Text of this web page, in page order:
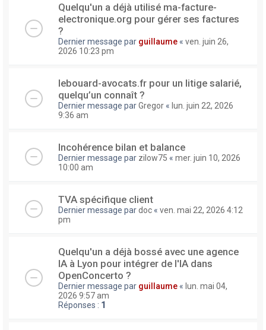
Quelqu'un a déjà utilisé ma-facture-
electronique.org pour gérer ses factures
?
Dernier message par guillaume « ven. juin 26,
2026 10:23 pm
lebouard-avocats.fr pour un litige salarié,
quelqu’un connaît ?
Dernier message parGregor « lun. juin 22, 2026
9:36 am
Incohérence bilan et balance
Dernier message par zilow75 « mer. juin 10, 2026
10:00 am
TVA spécifique client
Dernier message pardoc « ven. mai 22, 2026 4:12
pm
Quelqu'un a déjà bossé avec une agence
IA à Lyon pour intégrer de l'IA dans
OpenConcerto ?
Dernier message par guillaume « lun. mai 04,
2026 9:57 am
Réponses : 1